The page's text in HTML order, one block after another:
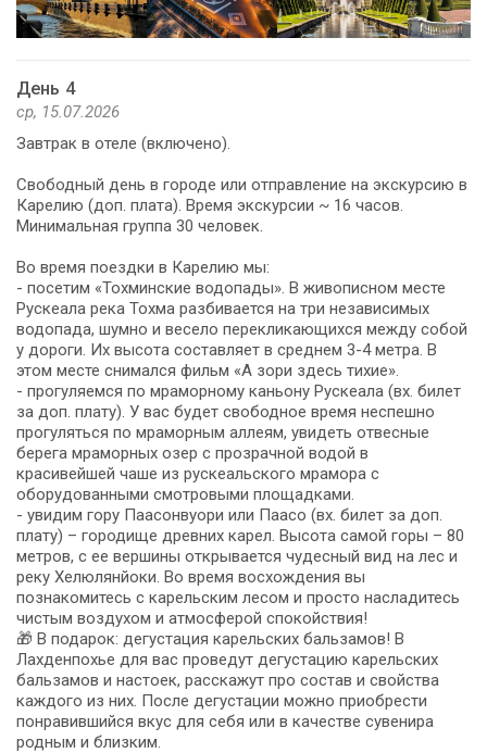
День 4
ср, 15.07.2026
Завтрак в отеле (включено).
Свободный день в городе или отправление на экскурсию в
Карелию (доп. плата). Время экскурсии ~ 16 часов.
Минимальная группа 30 человек.
Во время поездки в Карелию мы:
- посетим «Тохминские водопады». В живописном месте
Рускеала река Тохма разбивается на три независимых
водопада, шумно и весело перекликающихся между собой
у дороги. Их высота составляет в среднем 3-4 метра. В
этом месте снимался фильм «А зори здесь тихие».
- прогуляемся по мраморному каньону Рускеала (вх. билет
за доп. плату). У вас будет свободное время неспешно
прогуляться по мраморным аллеям, увидеть отвесные
берега мраморных озер с прозрачной водой в
красивейшей чаше из рускеальского мрамора с
оборудованными смотровыми площадками.
- увидим гору Паасонвуори или Паасо (вх. билет за доп.
плату) – городище древних карел. Высота самой горы – 80
метров, с ее вершины открывается чудесный вид на лес и
реку Хелюлянйоки. Во время восхождения вы
познакомитесь с карельским лесом и просто насладитесь
чистым воздухом и атмосферой спокойствия!
🎁 В подарок: дегустация карельских бальзамов! В
Лахденпохье для вас проведут дегустацию карельских
бальзамов и настоек, расскажут про состав и свойства
каждого из них. После дегустации можно приобрести
понравившийся вкус для себя или в качестве сувенира
родным и близким.